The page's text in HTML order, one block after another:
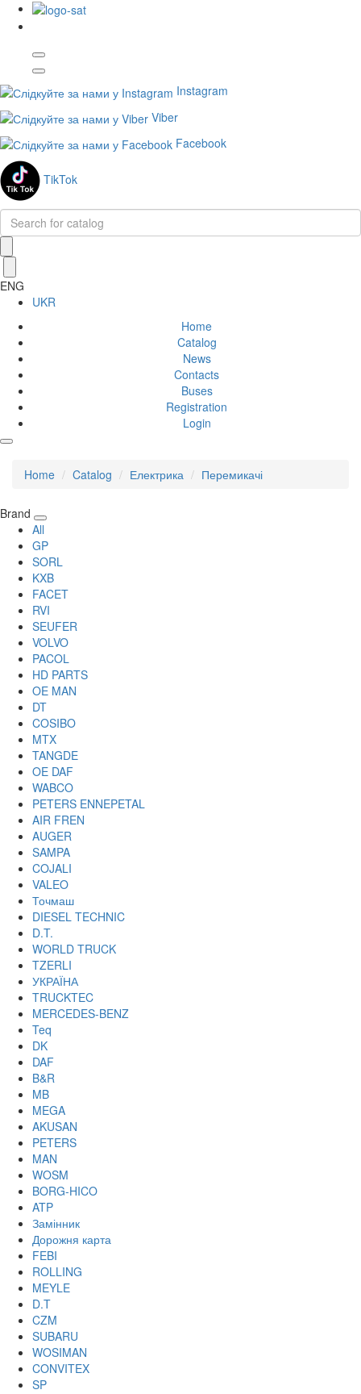
Instagram
Viber
Facebook
TikTok
ENG
UKR
Home
Catalog
News
Contacts
Buses
Registration
Login
Home Catalog Електрика Перемикачі
Brand
All
GP
SORL
KXB
FACET
RVI
SEUFER
VOLVO
PACOL
HD PARTS
OE MAN
DT
COSIBO
MTX
TANGDE
OE DAF
WABCO
PETERS ENNEPETAL
AIR FREN
AUGER
SAMPA
COJALI
VALEO
Точмаш
DIESEL TECHNIC
D.T.
WORLD TRUCK
TZERLI
УКРАЇНА
TRUCKTEC
MERCEDES-BENZ
Teq
DK
DAF
B&R
MB
MEGA
AKUSAN
PETERS
MAN
WOSM
BORG-HICO
ATP
Замінник
Дорожня карта
FEBI
ROLLING
MEYLE
D.T
CZM
SUBARU
WOSIMAN
CONVITEX
SP